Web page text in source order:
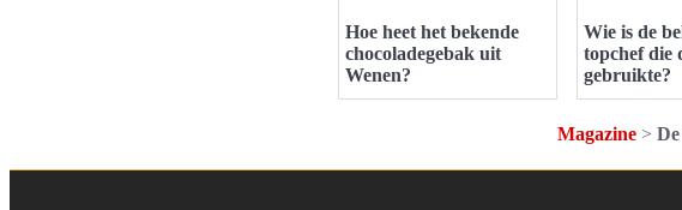
Hoe heet het bekende
chocoladegebak uit
Wenen?
Wie is de
topchef die
gebruikte?
Magazine >